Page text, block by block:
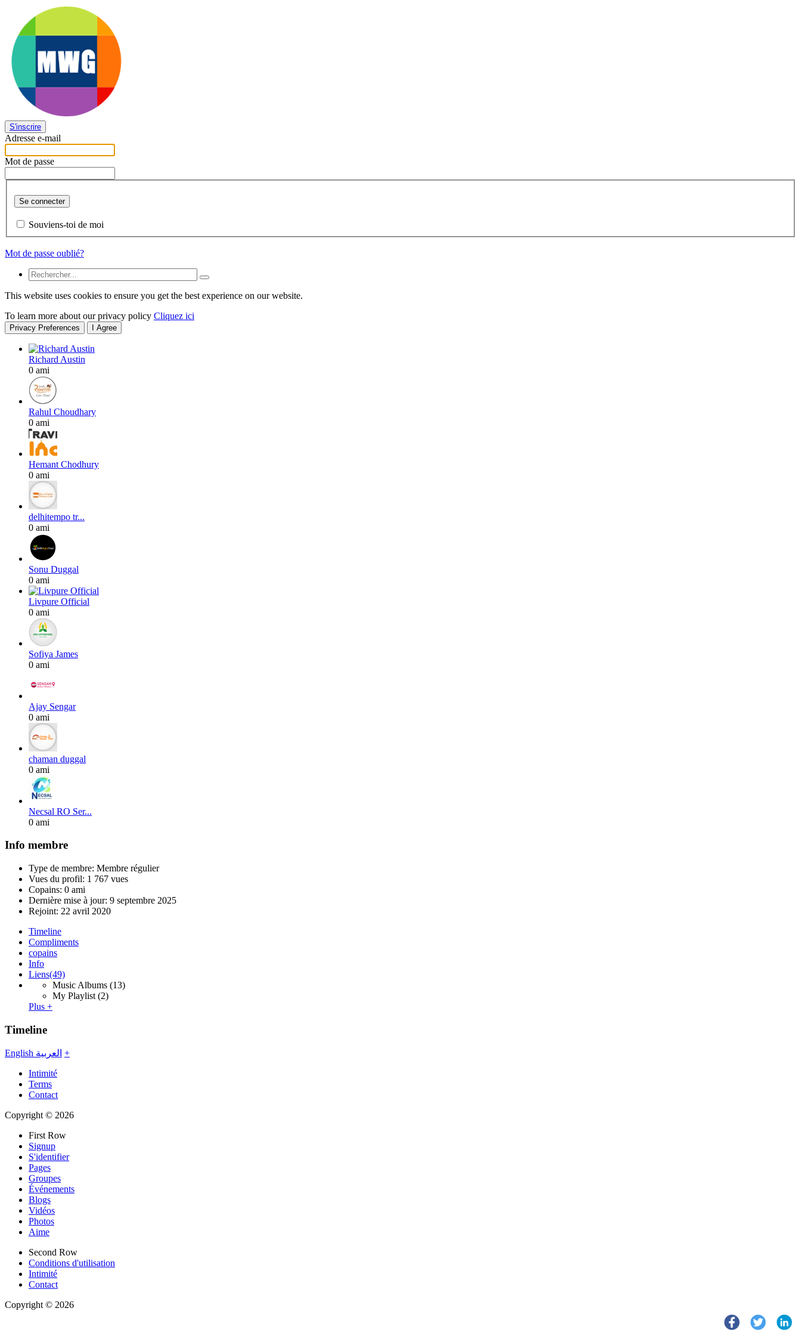
S'inscrire
Adresse e-mail
Mot de passe
Se connecter
Souviens-toi de moi
Mot de passe oublié?
This website uses cookies to ensure you get the best experience on our website.
To learn more about our privacy policy Cliquez ici
Privacy Preferences I Agree
Richard Austin
0 ami
Rahul Choudhary
0 ami
Hemant Chodhury
0 ami
delhitempo tr...
0 ami
Sonu Duggal
0 ami
Livpure Official
0 ami
Sofiya James
0 ami
Ajay Sengar
0 ami
chaman duggal
0 ami
Necsal RO Ser...
0 ami
Info membre
Type de membre: Membre régulier
Vues du profil: 1 767 vues
Copains: 0 ami
Dernière mise à jour: 9 septembre 2025
Rejoint: 22 avril 2020
Timeline
Compliments
copains
Info
Liens(49)
Music Albums (13)
My Playlist (2)
Plus +
Timeline
English العربية +
Intimité
Terms
Contact
Copyright © 2026
First Row
Signup
S'identifier
Pages
Groupes
Événements
Blogs
Vidéos
Photos
Aime
Second Row
Conditions d'utilisation
Intimité
Contact
Copyright © 2026